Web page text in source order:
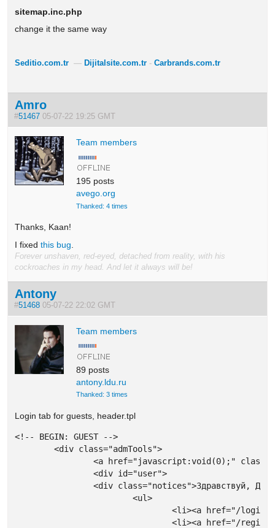
sitemap.inc.php
change it the same way
Seditio.com.tr — Dijitalsite.com.tr -Carbrands.com.tr
Amro
#51467 05-07-22 19:25 GMT
Team members
195 posts
avego.org
Thanked: 4 times
Thanks, Kaan!
I fixedthis bug
Forever unshaven, red-eyed, detached from reality, with his
cockroaches in my head. And let it always will be!
Antony
#51468 05-07-22 22:02 GMT
Team members
89 posts
antony.ldu.ru
Thanked: 3 times
Login tab for guests, header.tpl
<!-- BEGIN: GUEST -->
	<div class="admTools">
		<a href="javascript:void(0);" class="openTools"><i class="ic-heart"></i></a>
		<div id="user">
		<div class="notices">Здравствуй, Друг! Выбери:</div>
			<ul>
				<li><a href="/login">Вход</a></li>
				<li><a href="/register">Регистрация</a></li>